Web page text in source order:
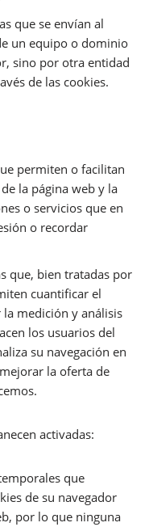
que se envían al
un equipo o dominio
sino por otra entidad
de las cookies.
permiten o facilitan
la página web y la
o servicios que en
o recordar
que, bien tratadas por
cuantificar el
medición y análisis
los usuarios del
su navegación en
la oferta de
activadas:
que
de su navegador
por lo que ninguna